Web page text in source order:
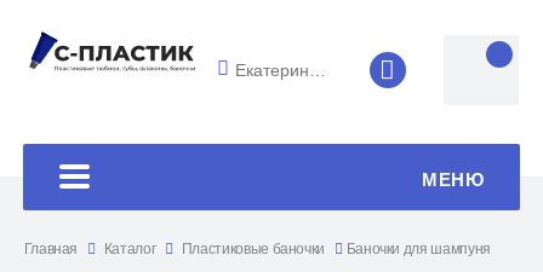
Екатеринбург 8 (4852) 33-
МЕНЮ
Главная Каталог Пластиковые баночки Баночки для шампуня